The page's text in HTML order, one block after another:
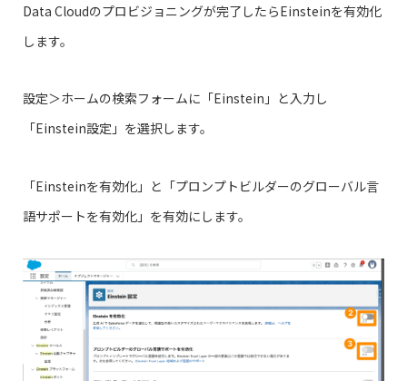
Data Cloudのプロビジョニングが完了したらEinsteinを有効化
します。
設定＞ホームの検索フォームに「Einstein」と入力し
「Einstein設定」を選択します。
「Einsteinを有効化」と「プロンプトビルダーのグローバル言
語サポートを有効化」を有効にします。